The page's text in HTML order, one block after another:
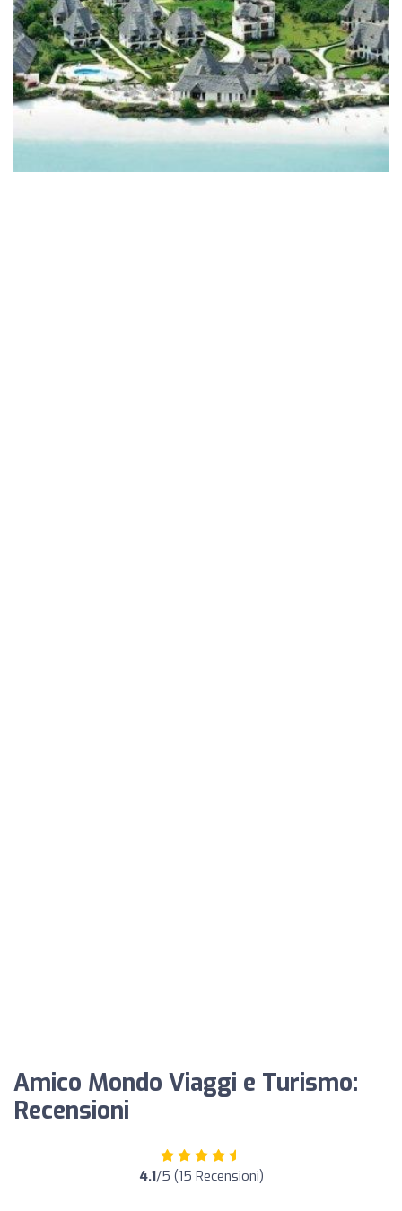
Amico Mondo Viaggi e Turismo:
Recensioni
4.1/5 (15 Recensioni)